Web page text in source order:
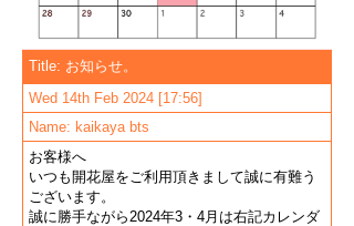
Title: お知らせ。
Wed 14th Feb 2024 [17:56]
Name: kaikaya bts
お客様へ
いつも開花屋をご利用頂きまして誠に有難う
ございます。
誠に勝手ながら2024年3・4月は右記カレンダ